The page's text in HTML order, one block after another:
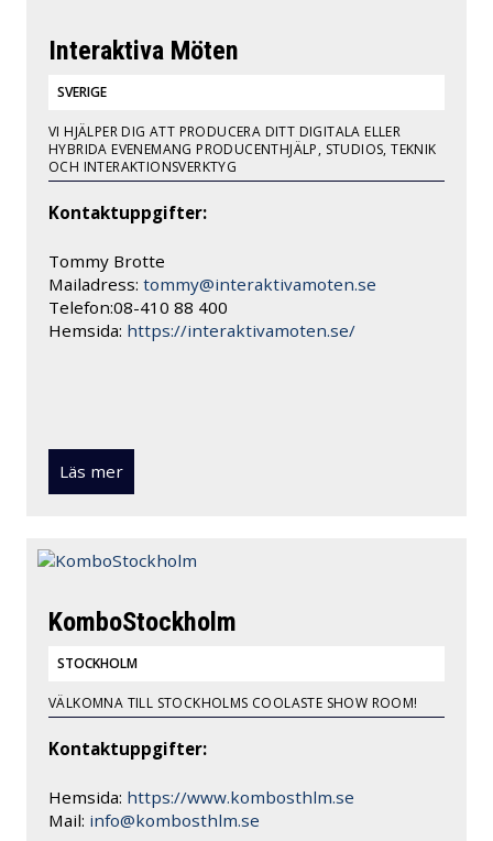
Interaktiva Möten
SVERIGE
VI HJÄLPER DIG ATT PRODUCERA DITT DIGITALA ELLER
HYBRIDA EVENEMANG PRODUCENTHJÄLP, STUDIOS, TEKNIK
OCH INTERAKTIONSVERKTYG
Kontaktuppgifter:
Tommy Brotte
Mailadress: tommy@interaktivamoten.se
Telefon:08-410 88 400
Hemsida: https://interaktivamoten.se/
Läs mer
KomboStockholm
STOCKHOLM
VÄLKOMNA TILL STOCKHOLMS COOLASTE SHOW ROOM!
Kontaktuppgifter:
Hemsida: https://www.kombosthlm.se
Mail: info@kombosthlm.se